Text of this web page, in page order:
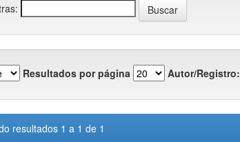
Resultados por página Autor/Registro:
resultados 1 a 1 de 1